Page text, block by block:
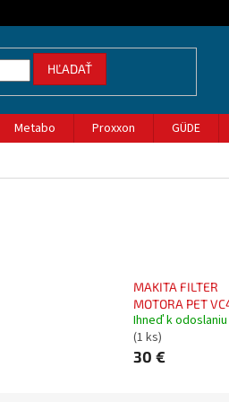
HĽADAŤ
Metabo Proxxon GÜDE
MAKITA FILTER
MOTORA PET
Ihneď k odoslaniu
(1 ks)
30 €